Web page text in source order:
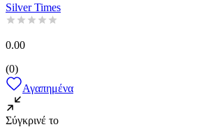
Silver Times
0.00
(0)
Αγαπημένα
Σύγκρινέ το